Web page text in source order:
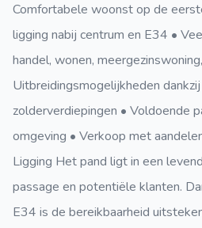
Comfortabele woonst op de
ligging nabij centrum en E34 •
handel, wonen,
Uitbreidingsmogelijkheden
zolderverdiepingen • Voldoende
omgeving • Verkoop met
Ligging Het pand ligt in een
passage en potentiële klanten.
E34 is de bereikbaarheid